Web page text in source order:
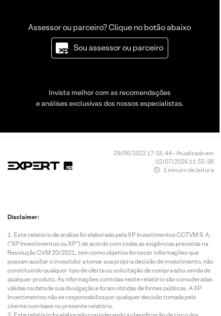
Assessor ou parceiro? Clique no botão abaixo
Sou assessor ou parceiro
Invista melhor com as recomendações
e análises exclusivas dos nossos especialistas.
29/06/2022 17:31:44 • Atualizado em
02/07/2026 11:55:38
1 minuto de leitura
Disclaimer:
Este relatório de análise foi elaborado pela XP Investimentos CCTVM S.A.
(“XP Investimentos ou XP”) de acordo com todas as exigências previstas na
Resolução CVM 20/2021, tem como objetivo fornecer informações que
possam auxiliar o investidor a tomar sua própria decisão de investimento, não
constituindo qualquer tipo de oferta ou solicitação de compra e/ou venda de
qualquer produto. As informações contidas neste relatório são consideradas
válidas na data de sua divulgação e foram obtidas de fontes públicas. A XP
Investimentos não se responsabiliza por qualquer decisão tomada pelo
cliente com base no presente relatório.